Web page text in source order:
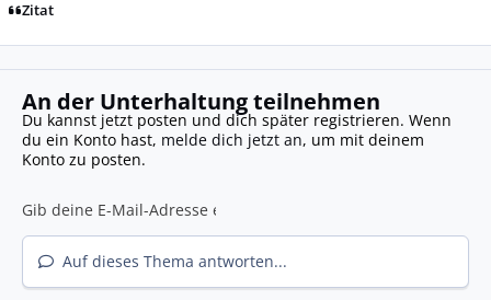
Zitat
An der Unterhaltung teilnehmen
Du kannst jetzt posten und dich später registrieren. Wenn
du ein Konto hast, melde dich jetzt an, um mit deinem
Konto zu posten.
Auf dieses Thema antworten...